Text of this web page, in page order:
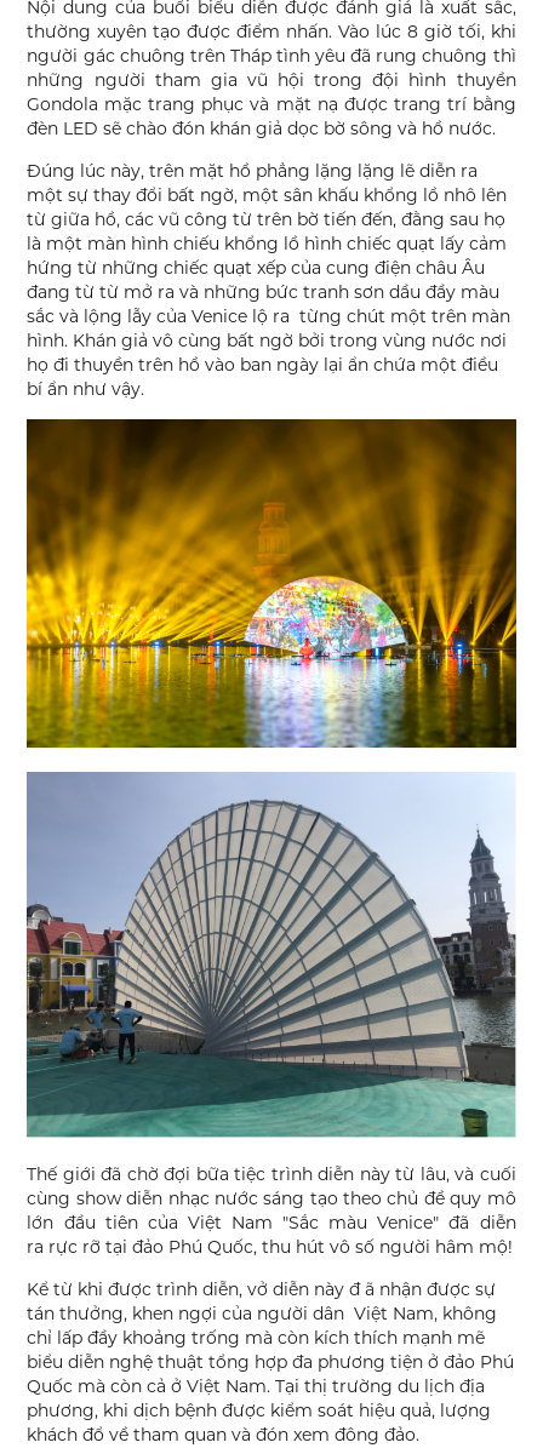
Nội dung của buổi biểu diễn được đánh giá là xuất sắc,
thường xuyên tạo được điểm nhấn. Vào lúc 8 giờ tối, khi
người gác chuông trên Tháp tình yêu đã rung chuông thì
những người tham gia vũ hội trong đội hình thuyền
Gondola mặc trang phục và mặt nạ được trang trí bằng
đèn LED sẽ chào đón khán giả dọc bờ sông và hồ nước.
Đúng lúc này, trên mặt hồ phẳng lặng lặng lẽ diễn ra
một sự thay đổi bất ngờ, một sân khấu khổng lồ nhô lên
từ giữa hồ, các vũ công từ trên bờ tiến đến, đằng sau họ
là một màn hình chiếu khổng lồ hình chiếc quạt lấy cảm
hứng từ những chiếc quạt xếp của cung điện châu Âu
đang từ từ mở ra và những bức tranh sơn dầu đầy màu
sắc và lộng lẫy của Venice lộ ra từng chút một trên màn
hình. Khán giả vô cùng bất ngờ bởi trong vùng nước nơi
họ đi thuyền trên hồ vào ban ngày lại ẩn chứa một điều
bí ẩn như vậy.
Thế giới đã chờ đợi bữa tiệc trình diễn này từ lâu, và cuối
cùng show diễn nhạc nước sáng tạo theo chủ đề quy mô
lớn đầu tiên của Việt Nam "Sắc màu Venice" đã diễn
ra rực rỡ tại đảo Phú Quốc, thu hút vô số người hâm mộ!
Kể từ khi được trình diễn, vở diễn này đ ã nhận được sự
tán thưởng, khen ngợi của người dân Việt Nam, không
chỉ lấp đầy khoảng trống mà còn kích thích mạnh mẽ
biểu diễn nghệ thuật tổng hợp đa phương tiện ở đảo Phú
Quốc mà còn cả ở Việt Nam. Tại thị trường du lịch địa
phương, khi dịch bệnh được kiểm soát hiệu quả, lượng
khách đổ về tham quan và đón xem đông đảo.